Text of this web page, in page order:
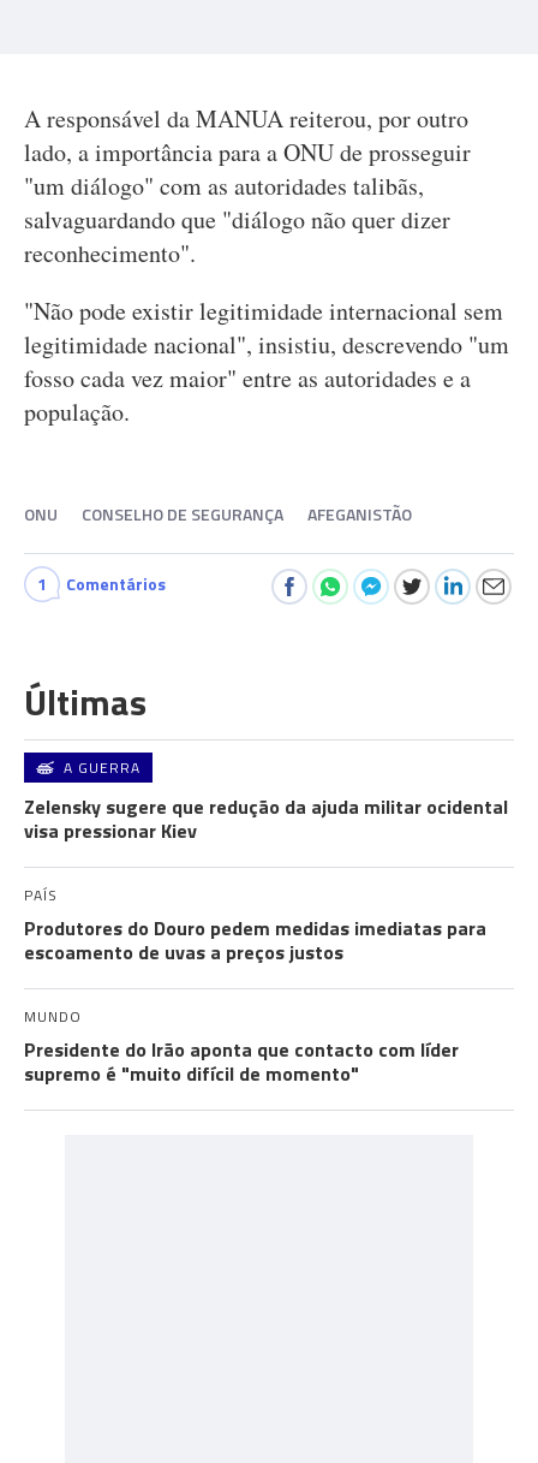
A responsável da MANUA reiterou, por outro
lado, a importância para a ONU de prosseguir
"um diálogo" com as autoridades talibãs,
salvaguardando que "diálogo não quer dizer
reconhecimento".
"Não pode existir legitimidade internacional sem
legitimidade nacional", insistiu, descrevendo "um
fosso cada vez maior" entre as autoridades e a
população.
ONU CONSELHO DE SEGURANÇA AFEGANISTÃO
1 Comentários
Últimas
A GUERRA
Zelensky sugere que redução da ajuda militar ocidental
visa pressionar Kiev
PAÍS
Produtores do Douro pedem medidas imediatas para
escoamento de uvas a preços justos
MUNDO
Presidente do Irão aponta que contacto com líder
supremo é "muito difícil de momento"